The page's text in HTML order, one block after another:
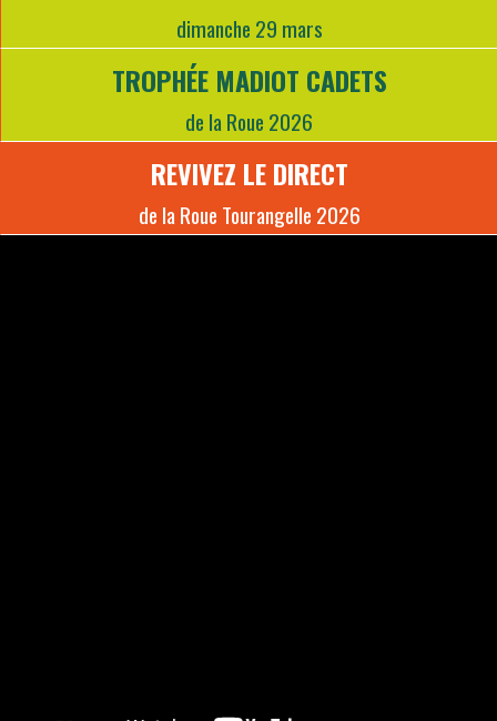
dimanche 29 mars
TROPHÉE MADIOT CADETS
de la Roue 2026
REVIVEZ LE DIRECT
de la Roue Tourangelle 2026